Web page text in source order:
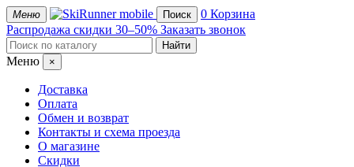
Меню mobile Поиск 0 Корзина
Распродажа скидки 30–50% Заказать звонок
Меню ×
Доставка
Оплата
Обмен и возврат
Контакты и схема проезда
О магазине
Скидки